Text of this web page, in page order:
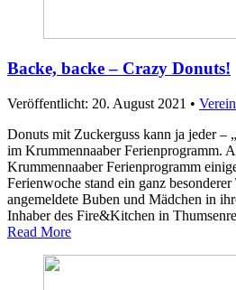
Backe, backe – Crazy Donuts!
Veröffentlicht: 20. August 2021 •
Donuts mit Zuckerguss kann ja jeder –
im Krummennaaber Ferienprogramm.
Krummennaaber Ferienprogramm
Ferienwoche stand ein ganz
angemeldete Buben und Mädchen in
Inhaber des Fire&Kitchen in
Read More